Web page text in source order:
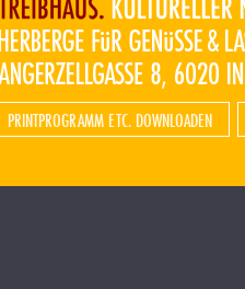
PRINTPROGRAMM ETC. DOWNLOADEN